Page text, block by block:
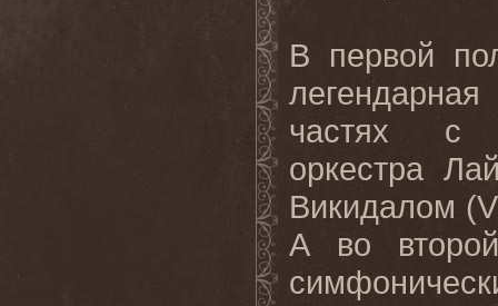
В первой
частях с
оркестра
Викидалом
А во